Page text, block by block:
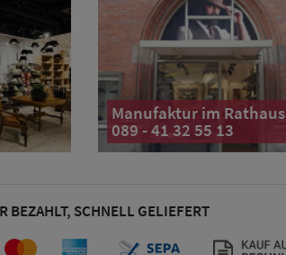
Manufaktur im Rathaus
089 - 41 32 55 13
BEZAHLT, SCHNELL GELIEFERT